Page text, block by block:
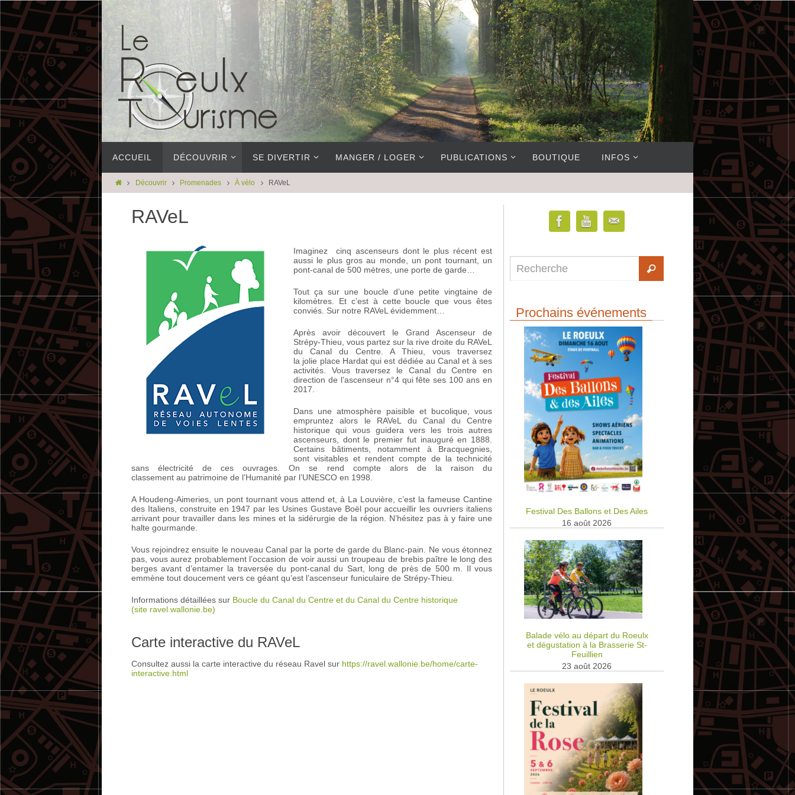
ACCUEIL DÉCOUVRIR SE DIVERTIR MANGER / LOGER PUBLICATIONS BOUTIQUE INFOS
Découvrir Promenades À vélo RAVeL
RAVeL
Imaginez cinq ascenseurs dont le plus récent est
aussi le plus gros au monde, un pont tournant, un
pont-canal de 500 mètres, une porte de garde…
Tout ça sur une boucle d’une petite vingtaine de
kilomètres. Et c’est à cette boucle que vous êtes
conviés. Sur notre RAVeL évidemment…
Après avoir découvert le Grand Ascenseur de
Strépy-Thieu, vous partez sur la rive droite du RAVeL
du Canal du Centre. A Thieu, vous traversez
la jolie place Hardat qui est dédiée au Canal et à ses
activités. Vous traversez le Canal du Centre en
direction de l’ascenseur n°4 qui fête ses 100 ans en
2017.
Dans une atmosphère paisible et bucolique, vous
empruntez alors le RAVeL du Canal du Centre
historique qui vous guidera vers les trois autres
ascenseurs, dont le premier fut inauguré en 1888.
Certains bâtiments, notamment à Bracquegnies,
sont visitables et rendent compte de la technicité
sans électricité de ces ouvrages. On se rend compte alors de la raison du
classement au patrimoine de l’Humanité par l’UNESCO en 1998.
A Houdeng-Aimeries, un pont tournant vous attend et, à La Louvière, c’est la fameuse Cantine
des Italiens, construite en 1947 par les Usines Gustave Boël pour accueillir les ouvriers italiens
arrivant pour travailler dans les mines et la sidérurgie de la région. N’hésitez pas à y faire une
halte gourmande.
Vous rejoindrez ensuite le nouveau Canal par la porte de garde du Blanc-pain. Ne vous étonnez
pas, vous aurez probablement l’occasion de voir aussi un troupeau de brebis paître le long des
berges avant d’entamer la traversée du pont-canal du Sart, long de près de 500 m. Il vous
emmène tout doucement vers ce géant qu’est l’ascenseur funiculaire de Strépy-Thieu.
Informations détaillées sur Boucle du Canal du Centre et du Canal du Centre historique
(site ravel.wallonie.be)
Carte interactive du RAVeL
Consultez aussi la carte interactive du réseau Ravel sur https://ravel.wallonie.be/home/carte-
interactive.html
Prochains événements
Festival Des Ballons et Des Ailes
16 août 2026
Balade vélo au départ du Roeulx
et dégustation à la Brasserie St-
Feuillien
23 août 2026